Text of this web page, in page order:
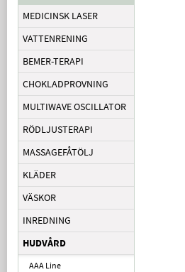
MEDICINSK LASER
VATTENRENING
BEMER-TERAPI
CHOKLADPROVNING
MULTIWAVE OSCILLATOR
RÖDLJUSTERAPI
MASSAGEFÅTÖLJ
KLÄDER
VÄSKOR
INREDNING
HUDVÅRD
AAA Line